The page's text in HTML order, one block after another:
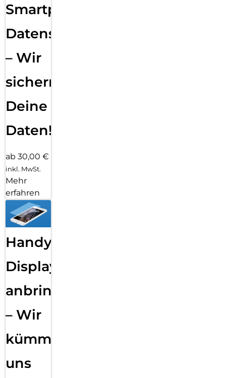
Smartphone
Datensicherung
– Wir
sichern
Deine
Daten!
ab 30,00 €
inkl. MwSt.
Mehr
erfahren
Handy
Displayfolie
anbringen
– Wir
kümmern
uns